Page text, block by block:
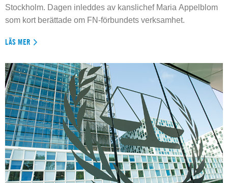
Stockholm. Dagen inleddes av kanslichef Maria Appelblom
som kort berättade om FN-förbundets verksamhet.
LÄS MER